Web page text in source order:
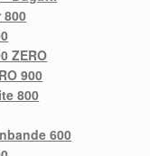
800
ZERO
900
800
600